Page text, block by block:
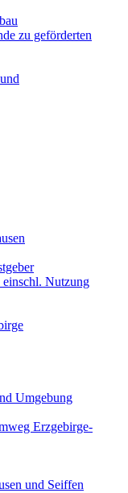
zu geförderten
einschl. Nutzung
Umgebung
Erzgebirge-
und Seiffen